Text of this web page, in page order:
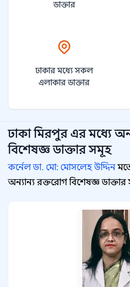
ডাক্তার
ঢাকার মধ্যে সকল
এলাকার ডাক্তার
ঢাকা মিরপুর এর মধ্যে
বিশেষজ্ঞ ডাক্তার সমূহ
কর্নেল ডা. মো: মোসলেহ উদ্দিন
অন্যান্য রক্তরোগ বিশেষজ্ঞ